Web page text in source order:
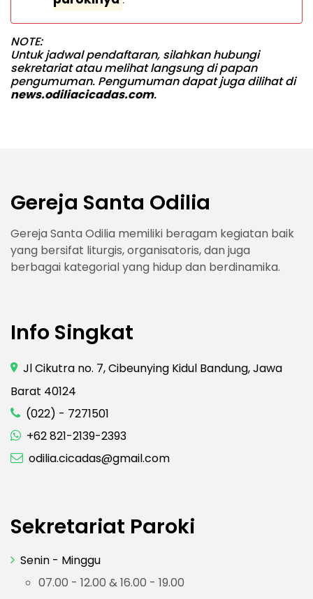
NOTE:
Untuk jadwal pendaftaran, silahkan hubungi
sekretariat atau melihat langsung di papan
pengumuman. Pengumuman dapat juga dilihat di
news.odiliacicadas.com.
Gereja Santa Odilia
Gereja Santa Odilia memiliki beragam kegiatan baik
yang bersifat liturgis, organisatoris, dan juga
berbagai kategorial yang hidup dan berdinamika.
Info Singkat
Jl Cikutra no. 7, Cibeunying Kidul Bandung, Jawa
Barat 40124
(022) - 7271501
+62 821-2139-2393
odilia.cicadas@gmail.com
Sekretariat Paroki
Senin - Minggu
07.00 - 12.00 & 16.00 - 19.00